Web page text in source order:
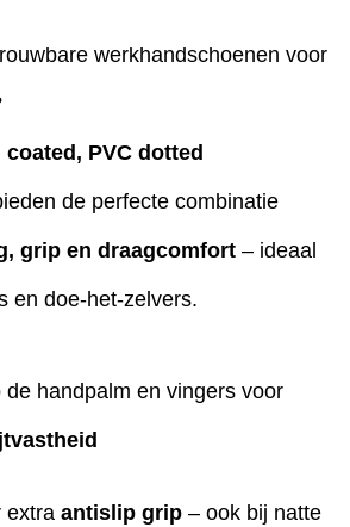
werkhandschoenen voor
PVC dotted
de perfecte combinatie
grip en draagcomfort – ideaal
en doe-het-zelvers.
de handpalm en vingers voor
extra antislip grip – ook bij natte